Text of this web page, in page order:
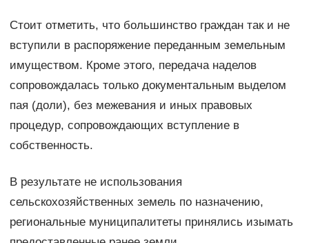
Стоит отметить, что большинство граждан так и не
вступили в распоряжение переданным земельным
имуществом. Кроме этого, передача наделов
сопровождалась только документальным выделом
пая (доли), без межевания и иных правовых
процедур, сопровождающих вступление в
собственность.
В результате не использования
сельскохозяйственных земель по назначению,
региональные муниципалитеты принялись изымать